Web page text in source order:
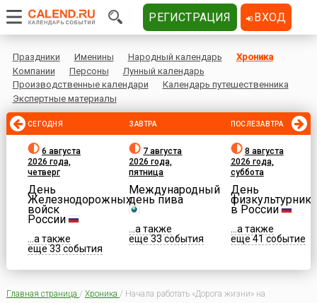
Праздники Именины Народный календарь
Хроника
Компании
Персоны
Лунный календарь
Производственные календари
Календарь путешественника
Экспертные материалы
СЕГОДНЯ
6 августа
2026 года,
четверг
День
Железнодорожных
войск
России
...а также
еще 33 события
ЗАВТРА
7 августа
2026 года,
пятница
Международный
день пива
...а также
еще 33 события
ПОСЛЕЗАВТРА
8 августа
2026 года,
суббота
День
физкультурника
в России
...а также
еще 41 событие
Главная страница / Хроника / Начала работать «Дорога жизни» на
РЕГИСТРАЦИЯ ВХОД